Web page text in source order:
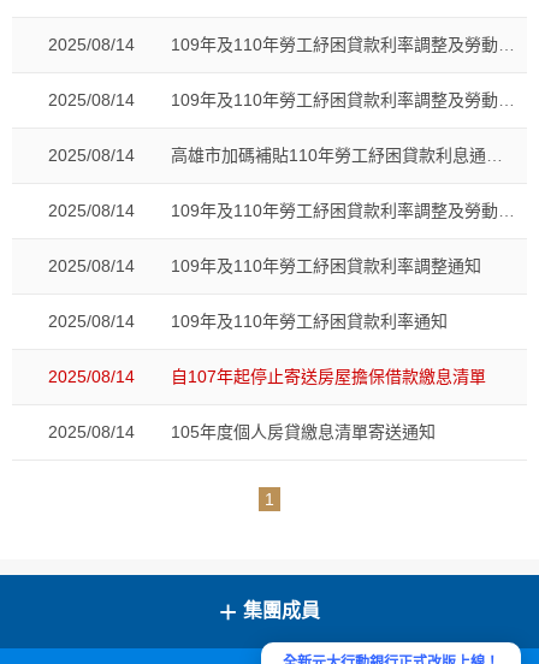
2025/08/14 109年及110年勞工紓困貸款利率調整及勞動部補貼勞工紓困貸款利息
2025/08/14 109年及110年勞工紓困貸款利率調整及勞動部補貼勞工紓困貸款利息通知
2025/08/14 高雄市加碼補貼110年勞工紓困貸款利息通知
2025/08/14 109年及110年勞工紓困貸款利率調整及勞動部補貼勞工紓困貸款利息通知
2025/08/14 109年及110年勞工紓困貸款利率調整通知
2025/08/14 109年及110年勞工紓困貸款利率通知
2025/08/14 自107年起停止寄送房屋擔保借款繳息清單
2025/08/14 105年度個人房貸繳息清單寄送通知
1
+ 集團成員